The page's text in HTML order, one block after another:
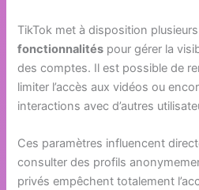
TikTok met à disposition plusieurs
fonctionnalités pour gérer la
des comptes. Il est possible de
limiter l’accès aux vidéos ou
interactions avec d’autres
Ces paramètres influencent
consulter des profils
privés empêchent totalement